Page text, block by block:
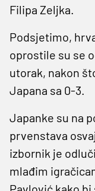
Filipa Zeljka.
Podsjetimo,
oprostile su se
utorak, nakon
Japana sa 0-3.
Japanke su na
prvenstava
izbornik je
mlađim